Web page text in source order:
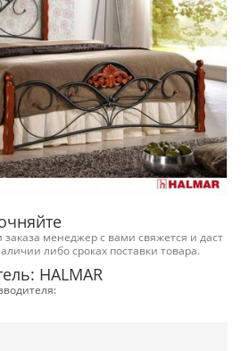
менеджер с вами свяжется и даст
либо сроках поставки товара.
HALMAR